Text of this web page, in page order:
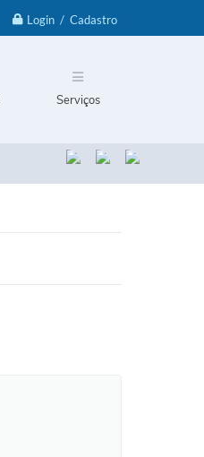
Login / Cadastro
Serviços